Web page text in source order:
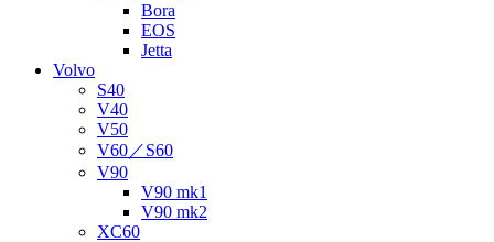
Bora
EOS
Jetta
Volvo
S40
V40
V50
V60／S60
V90
V90 mk1
V90 mk2
XC60